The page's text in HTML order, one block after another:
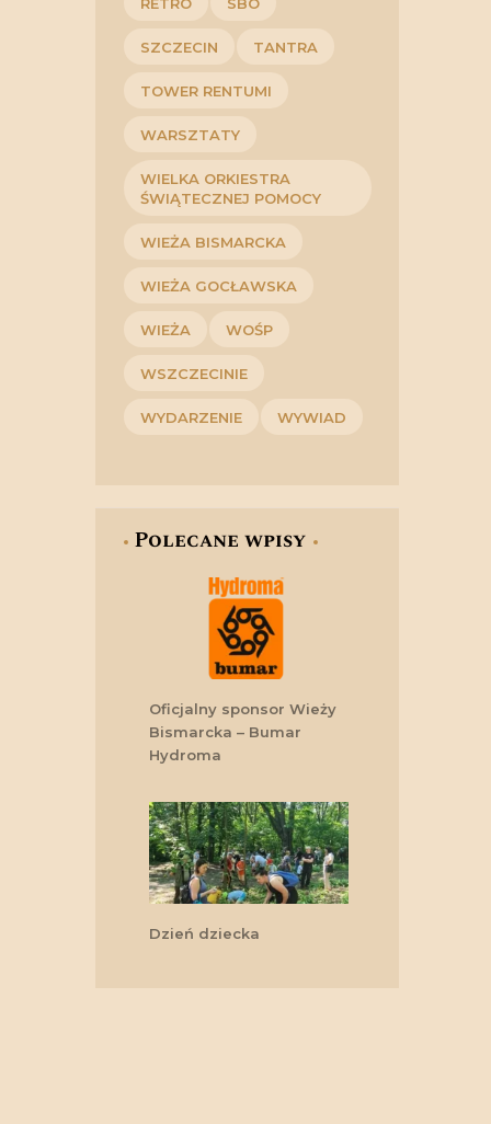
SZCZECIN TANTRA
TOWER RENTUMI
WARSZTATY
WIELKA ORKIESTRA
ŚWIĄTECZNEJ POMOCY
WIEŻA BISMARCKA
WIEŻA GOCŁAWSKA
WIEŻA WOŚP
WSZCZECINIE
WYDARZENIE WYWIAD
Polecane wpisy
Oficjalny sponsor Wieży
Bismarcka – Bumar
Hydroma
Dzień dziecka